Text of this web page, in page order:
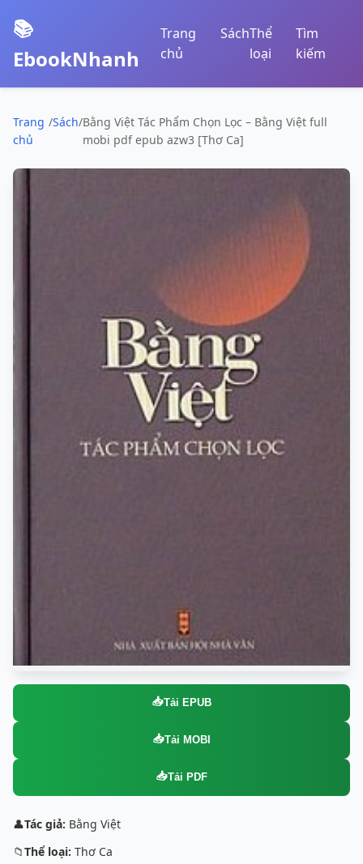
📚
EbookNhanh
Trang
chủ
SáchThể
loại
Tìm
kiếm
Trang
chủ
/Sách/Bằng Việt Tác Phẩm Chọn Lọc – Bằng Việt full
mobi pdf epub azw3 [Thơ Ca]
📥Tải EPUB
📥Tải MOBI
📥Tải PDF
👤Tác giả: Bằng Việt
📁Thể loại: Thơ Ca